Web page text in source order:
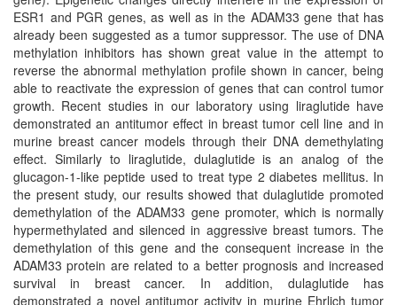
ESR1 and PGR genes, as well as in the ADAM33 gene that has
already been suggested as a tumor suppressor. The use of DNA
methylation inhibitors has shown great value in the attempt to
reverse the abnormal methylation profile shown in cancer, being
able to reactivate the expression of genes that can control tumor
growth. Recent studies in our laboratory using liraglutide have
demonstrated an antitumor effect in breast tumor cell line and in
murine breast cancer models through their DNA demethylating
effect. Similarly to liraglutide, dulaglutide is an analog of the
glucagon-1-like peptide used to treat type 2 diabetes mellitus. In
the present study, our results showed that dulaglutide promoted
demethylation of the ADAM33 gene promoter, which is normally
hypermethylated and silenced in aggressive breast tumors. The
demethylation of this gene and the consequent increase in the
ADAM33 protein are related to a better prognosis and increased
survival in breast cancer. In addition, dulaglutide has
demonstrated a novel antitumor activity in murine Ehrlich tumor